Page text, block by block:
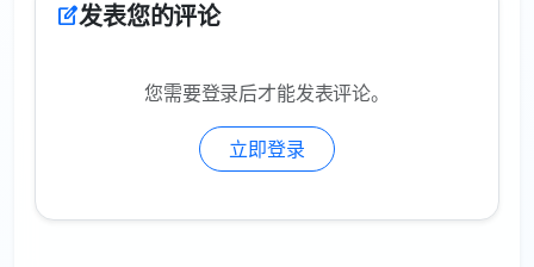
edit_square发表您的评论
您需要登录后才能发表评论。
立即登录